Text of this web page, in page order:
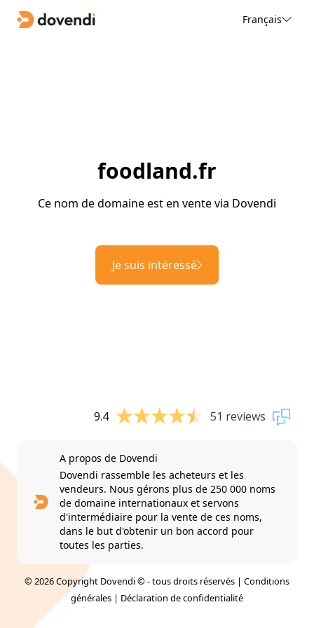
Français
foodland.fr
Ce nom de domaine est en vente via Dovendi
Je suis intéressé
9.4 51 reviews
A propos de Dovendi
Dovendi rassemble les acheteurs et les
vendeurs. Nous gérons plus de 250 000 noms
de domaine internationaux et servons
d'intermédiaire pour la vente de ces noms,
dans le but d'obtenir un bon accord pour
toutes les parties.
© 2026 Copyright Dovendi © - tous droits réservés | Conditions
générales | Déclaration de confidentialité